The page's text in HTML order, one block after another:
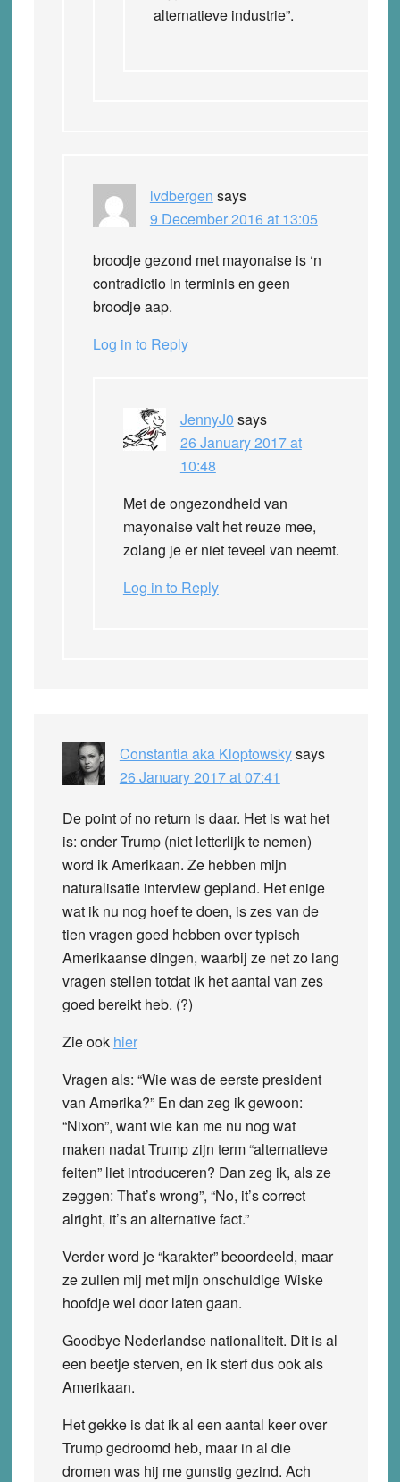
alternatieve industrie”.
lvdbergen says
9 December 2016 at 13:05
broodje gezond met mayonaise is ‘n
contradictio in terminis en geen
broodje aap.
Log in to Reply
JennyJ0 says
26 January 2017 at
10:48
Met de ongezondheid van
mayonaise valt het reuze mee,
zolang je er niet teveel van neemt.
Log in to Reply
Constantia aka Kloptowskysays
26 January 2017 at 07:41
De point of no return is daar. Het is wat het
is: onder Trump (niet letterlijk te nemen)
word ik Amerikaan. Ze hebben mijn
naturalisatie interview gepland. Het enige
wat ik nu nog hoef te doen, is zes van de
tien vragen goed hebben over typisch
Amerikaanse dingen, waarbij ze net zo lang
vragen stellen totdat ik het aantal van zes
goed bereikt heb. (?)
Zie ook hier
Vragen als: “Wie was de eerste president
van Amerika?” En dan zeg ik gewoon:
“Nixon”, want wie kan me nu nog wat
maken nadat Trump zijn term “alternatieve
feiten” liet introduceren? Dan zeg ik, als ze
zeggen: That’s wrong”, “No, it’s correct
alright, it’s an alternative fact.”
Verder word je “karakter” beoordeeld, maar
ze zullen mij met mijn onschuldige Wiske
hoofdje wel door laten gaan.
Goodbye Nederlandse nationaliteit. Dit is al
een beetje sterven, en ik sterf dus ook als
Amerikaan.
Het gekke is dat ik al een aantal keer over
Trump gedroomd heb, maar in al die
dromen was hij me gunstig gezind. Ach